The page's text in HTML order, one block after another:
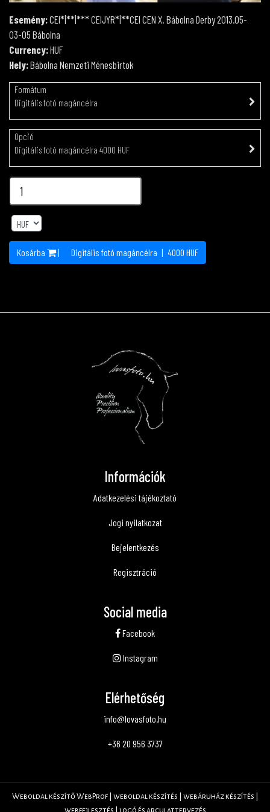
Esemény:CEI*|**|*** CEIJYR*|**CEI CEN X. Bábolna Derby 2013.05-
03-05 Bábolna
Currency:HUF
Hely:Bábolna Nemzeti Ménesbirtok
Formátum
Digitális fotó magáncélra
Opció
Digitális fotó magáncélra 4000 HUF
Kosárba | Digitális fotó magáncélra | 4000 HUF
Információk
Adatkezelési tájékoztató
Jogi nyilatkozat
Bejelentkezés
Regisztráció
Social media
Facebook
Instagram
Elérhetőség
info@lovasfoto.hu
+36 20 956 3737
Weboldal készítő WebProf | weboldal készítés | webáruház készítés |
webfejlesztés | logó és arculattervezés